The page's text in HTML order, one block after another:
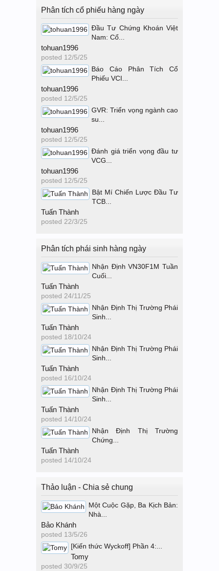
Phân tích cổ phiếu hàng ngày
Đầu Tư Chứng Khoán Việt
Nam: Cổ...
tohuan1996
posted 12/5/25
Báo Cáo Phân Tích Cổ
Phiếu VCI...
tohuan1996
posted 12/5/25
GVR: Triển vọng ngành cao
su...
tohuan1996
posted 12/5/25
Đánh giá triển vọng đầu tư
VCG...
tohuan1996
posted 12/5/25
Bật Mí Chiến Lược Đầu Tư
TCB...
Tuấn Thành
posted 22/3/25
Phân tích phái sinh hàng ngày
Nhận Định VN30F1M Tuần
Cuối...
Tuấn Thành
posted 24/11/25
Nhận Định Thị Trường Phái
Sinh...
Tuấn Thành
posted 18/10/24
Nhận Định Thị Trường Phái
Sinh...
Tuấn Thành
posted 16/10/24
Nhận Định Thị Trường Phái
Sinh...
Tuấn Thành
posted 14/10/24
Nhận Định Thị Trường
Chứng...
Tuấn Thành
posted 14/10/24
Thảo luận - Chia sẻ chung
Một Cuộc Gặp, Ba Kịch Bản:
Nhà...
Bảo Khánh
posted 13/5/26
[Kiến thức Wyckoff] Phần 4:...
Tomy
posted 30/9/25